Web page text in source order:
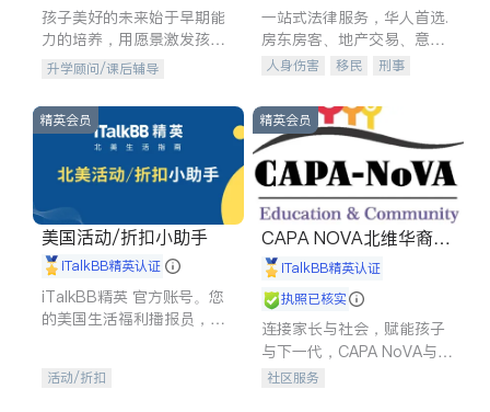
孩子美好的未来始于早期能
力的培养，用愿景激发孩子
的学习潜力和动力。理念：
拥有成长型心态是成功的基
石。
升学顾问/课后辅导
一站式法律服务，华人首选.
房东房客、地产交易、意外
伤害、车祸重伤、商业诉
建筑合同、刑事案件全包办
人身伤害 移民
刑事
信托/遗嘱
商业
索赔
律师-其它 保释
精英会员
美国活动/折扣小助手
iTalkBB精英认证
iTalkBB精英 官方账号。您
的美国生活福利播报员，精
专属福利。
活动/折扣
精英会员
CAPA NOVA北维华裔家
长会iTalkBB精英认证
执照已核实
连接家长与社会，赋能孩子
与下一代，CAPA NoVA与您
携手建设包容、公平、充满
社区服务